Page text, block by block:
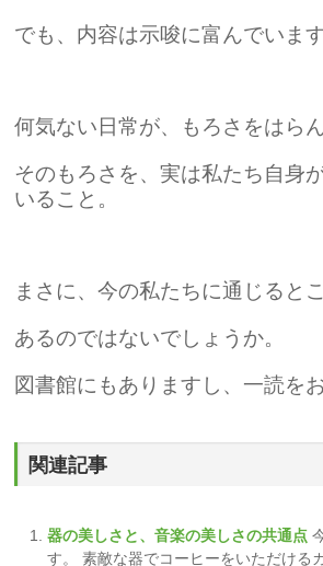
でも、内容は示唆に富んでいます
何気ない日常が、もろさをはら
そのもろさを、実は私たち自身
いること。
まさに、今の私たちに通じると
あるのではないでしょうか。
図書館にもありますし、一読を
関連記事
器の美しさと、音楽の美しさの共通点
す。 素敵な器でコーヒーをいただける